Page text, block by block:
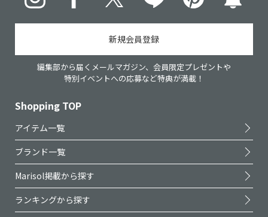
新規会員登録
編集部から届くメールマガジン、会員限定プレゼントや
特別イベントへの応募など特典が満載！
Shopping TOP
アイテム一覧
ブランド一覧
Marisol掲載から探す
ランキングから探す